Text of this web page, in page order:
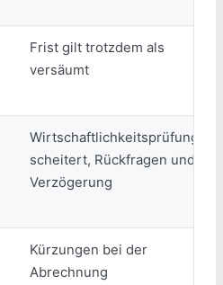
Frist gilt trotzdem als
versäumt
Wirtschaftlichkeitsprüfung
scheitert, Rückfragen und
Verzögerung
Kürzungen bei der
Abrechnung